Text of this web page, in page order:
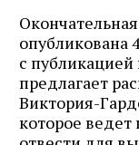
опубликована
с
предлагает
Виктория-
которое